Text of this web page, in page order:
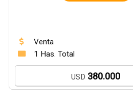
Venta
1 Has. Total
USD 380.000